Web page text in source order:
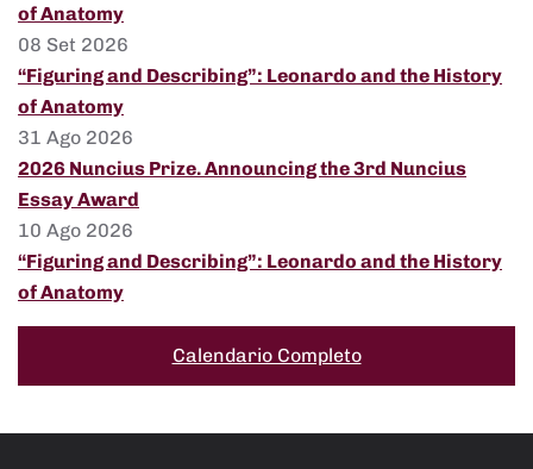
of Anatomy
08 Set 2026
“Figuring and Describing”: Leonardo and the History
of Anatomy
31 Ago 2026
2026 Nuncius Prize. Announcing the 3rd Nuncius
Essay Award
10 Ago 2026
“Figuring and Describing”: Leonardo and the History
of Anatomy
Calendario Completo